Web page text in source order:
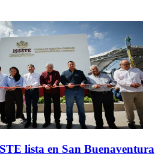
lista en San Buenaventura